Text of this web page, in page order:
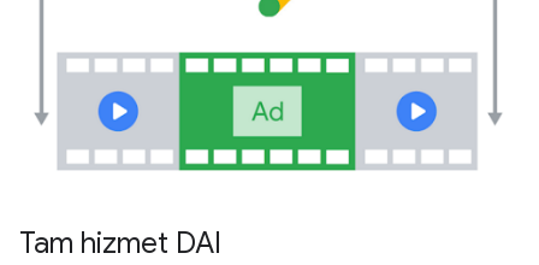
Tam hizmet DAI